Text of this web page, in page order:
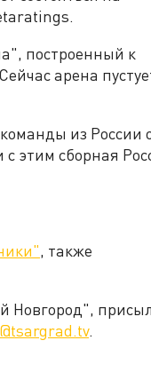
построенный к
арена
из России
этим сборная
, также
Новгород",
.